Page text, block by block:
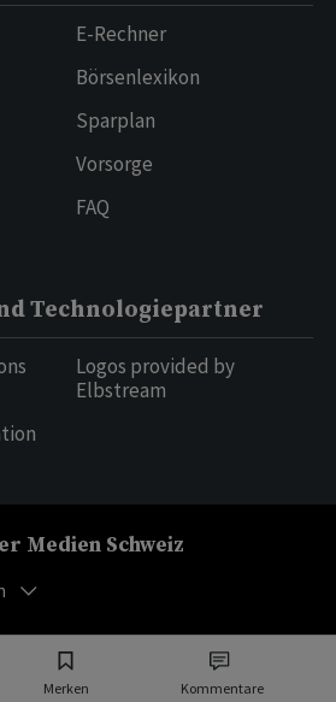
Merken Kommentare
E-Rechner
Börsenlexikon
Sparplan
Vorsorge
FAQ
Technologiepartner
Logos provided by
Elbstream
Medien Schweiz